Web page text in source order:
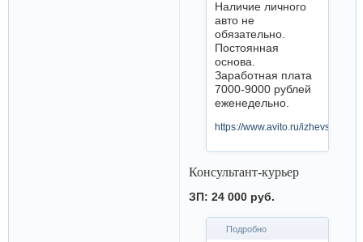
Наличие личного
авто не
обязательно.
Постоянная
основа.
Заработная плата
7000-9000 рублей
еженедельно.
https://www.avito.ru/izhevsk/
Консультант-курьер
ЗП: 24 000 руб.
Подробно